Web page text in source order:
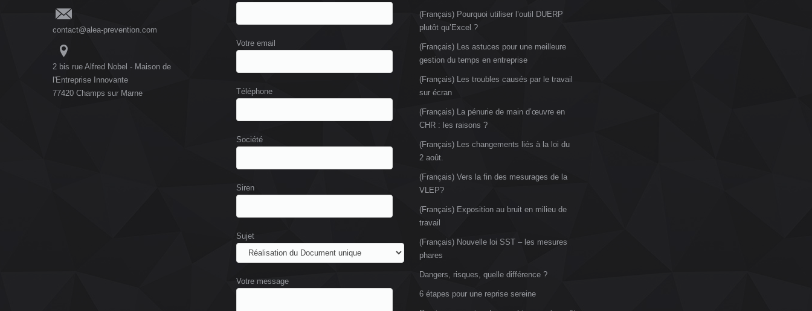
contact@alea-prevention.com
2 bis rue Alfred Nobel - Maison de
l'Entreprise Innovante
77420 Champs sur Marne
Votre email
Téléphone
Société
Siren
Sujet
Votre message
(Français) Pourquoi utiliser l’outil DUERP
plutôt qu’Excel ?
(Français) Les astuces pour une meilleure
gestion du temps en entreprise
(Français) Les troubles causés par le travail
sur écran
(Français) La pénurie de main d’œuvre en
CHR : les raisons ?
(Français) Les changements liés à la loi du
2 août.
(Français) Vers la fin des mesurages de la
VLEP?
(Français) Exposition au bruit en milieu de
travail
(Français) Nouvelle loi SST – les mesures
phares
Dangers, risques, quelle différence ?
6 étapes pour une reprise sereine